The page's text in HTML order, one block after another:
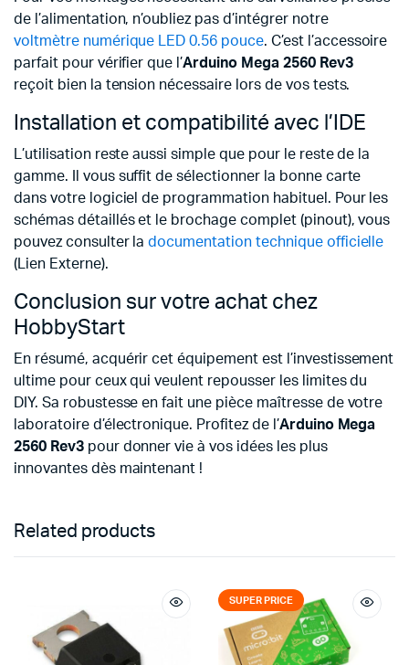
de l’alimentation, n’oubliez pas d’intégrer notre
voltmètre numérique LED 0.56 pouce. C’est l’accessoire
parfait pour vérifier que l’Arduino Mega 2560 Rev3
reçoit bien la tension nécessaire lors de vos tests.
Installation et compatibilité avec l’IDE
L’utilisation reste aussi simple que pour le reste de la
gamme. Il vous suffit de sélectionner la bonne carte
dans votre logiciel de programmation habituel. Pour les
schémas détaillés et le brochage complet (pinout), vous
pouvez consulter ladocumentation technique officielle
(Lien Externe).
Conclusion sur votre achat chez
HobbyStart
En résumé, acquérir cet équipement est l’investissement
ultime pour ceux qui veulent repousser les limites du
DIY. Sa robustesse en fait une pièce maîtresse de votre
laboratoire d’électronique. Profitez de l’Arduino Mega
2560 Rev3pour donner vie à vos idées les plus
innovantes dès maintenant !
Related products
SUPER PRICE